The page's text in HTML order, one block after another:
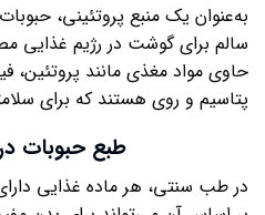
به‌عنوان یک منبع پروتئینی،
سالم برای گوشت در رژیم غذایی
حاوی مواد مغذی مانند پروتئین،
پتاسیم و روی هستند که برای
طبع حبوبات
در طب سنتی، هر ماده غذایی